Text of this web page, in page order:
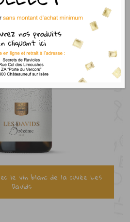
le vin blanc de la cuvée Les
Davids